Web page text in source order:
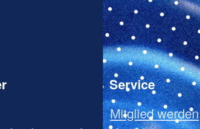
Service
Mitglied werden